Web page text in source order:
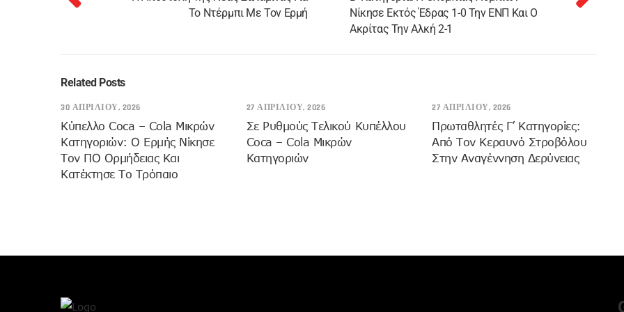
Το Ντέρμπι Με Τον Ερμή
Νίκησε Εκτός Έδρας 1-0 Την ΕΝΠ Και Ο
Ακρίτας Την Αλκή 2-1
Related Posts
30 ΑΠΡΙΛΊΟΥ, 2026
Κύπελλο Coca – Cola Μικρών
Κατηγοριών: Ο Ερμής Νίκησε
Τον ΠΟ Ορμήδειας Και
Κατέκτησε Το Τρόπαιο
27 ΑΠΡΙΛΊΟΥ, 2026
Σε Ρυθμούς Τελικού Κυπέλλου
Coca – Cola Μικρών
Κατηγοριών
27 ΑΠΡΙΛΊΟΥ, 2026
Πρωταθλητές Γ’ Κατηγορίες:
Από Τον Κεραυνό Στροβόλου
Στην Αναγέννηση Δερύνειας